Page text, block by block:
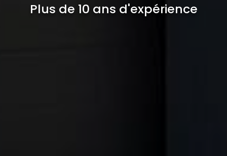
Plus de 10 ans d'expérience